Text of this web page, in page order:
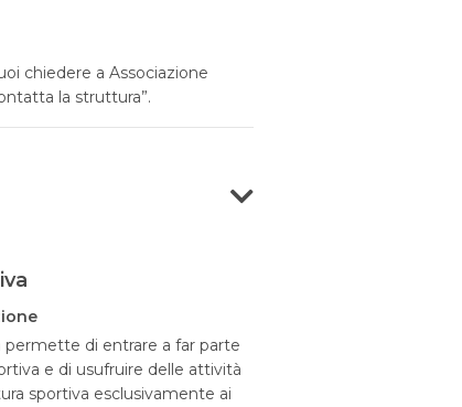
chiedere a Associazione
la struttura”.
permette di entrare a far parte
e di usufruire delle attività
sportiva esclusivamente ai